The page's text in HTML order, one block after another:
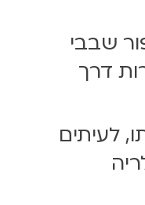
שבבי
דרך
לעיתים